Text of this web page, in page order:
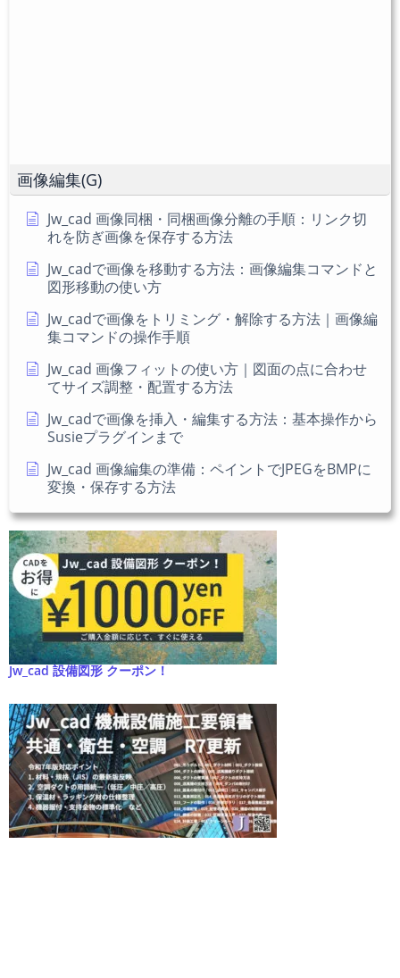
だ
さ
い
画像編集(G)
Jw_cad 画像同梱・同梱画像分離の手順：リンク切
れを防ぎ画像を保存する方法
Jw_cadで画像を移動する方法：画像編集コマンドと
図形移動の使い方
Jw_cadで画像をトリミング・解除する方法｜画像編
集コマンドの操作手順
Jw_cad 画像フィットの使い方｜図面の点に合わせ
てサイズ調整・配置する方法
Jw_cadで画像を挿入・編集する方法：基本操作から
Susieプラグインまで
Jw_cad 画像編集の準備：ペイントでJPEGをBMPに
変換・保存する方法
Jw_cad 設備図形 クーポン！